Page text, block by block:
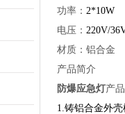
功率： 2*10W
电压： 220V/
材质：铝合金
产品简介
防爆应急灯产
1.铸铝合金外